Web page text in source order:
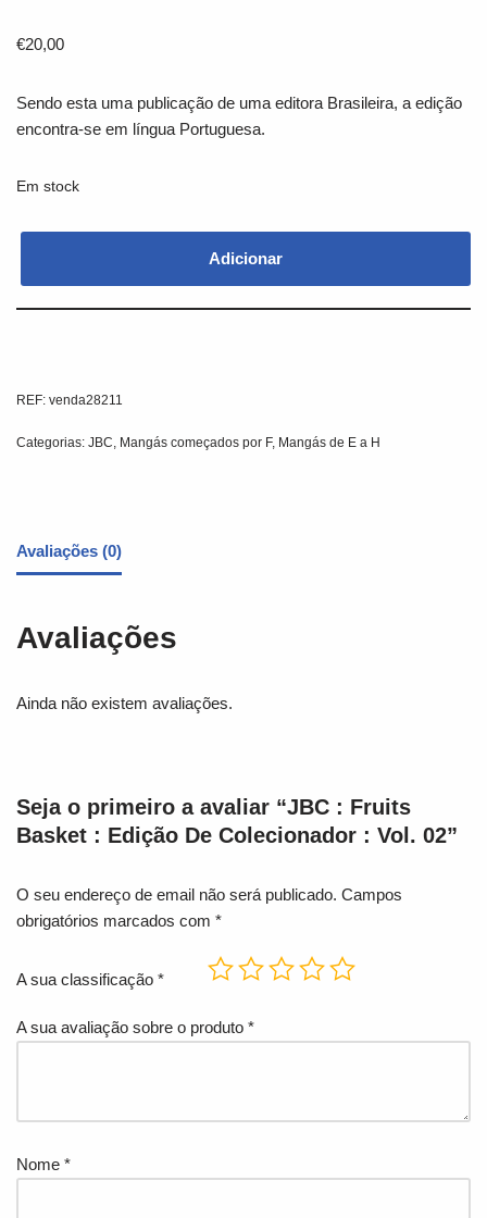
€20,00
Sendo esta uma publicação de uma editora Brasileira, a edição
encontra-se em língua Portuguesa.
Em stock
Adicionar
REF: venda28211
Categorias: JBC, Mangás começados por F, Mangás de E a H
Avaliações (0)
Avaliações
Ainda não existem avaliações.
Seja o primeiro a avaliar “JBC : Fruits
Basket : Edição De Colecionador : Vol. 02”
O seu endereço de email não será publicado. Campos
obrigatórios marcados com *
A sua classificação *
A sua avaliação sobre o produto *
Nome *